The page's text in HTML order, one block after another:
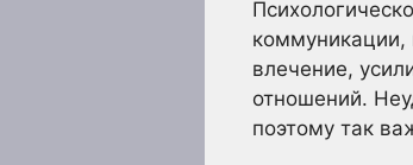
влечение,
отношений.
поэтому так